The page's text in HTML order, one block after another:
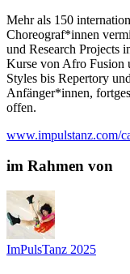
Mehr als 150
Choreograf*innen
und Research Projects
Kurse von Afro Fusion
Styles bis Repertory
Anfänger*innen,
offen.
www.impulstanz.com/
im Rahmen von
ImPulsTanz 2025